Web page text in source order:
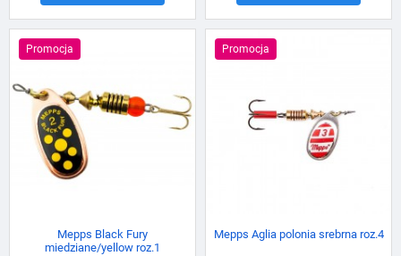
Promocja
Mepps Black Fury
miedziane/yellow roz.1
Promocja
Mepps Aglia polonia srebrna roz.4